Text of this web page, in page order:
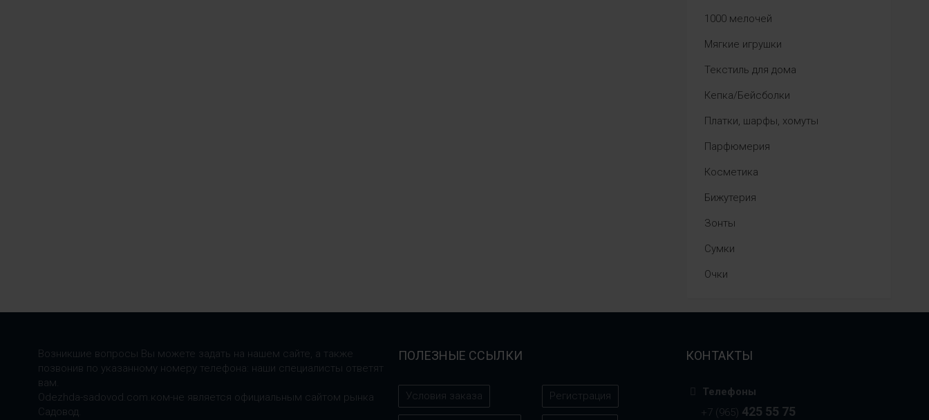
1000 мелочей
Мягкие игрушки
Текстиль для дома
Кепка/Бейсболки
Платки, шарфы, хомуты
Парфюмерия
Косметика
Бижутерия
Зонты
Сумки
Очки
Возникшие вопросы Вы можете задать на нашем сайте, а также
позвонив по указанному номеру телефона: наши специалисты ответят
вам.
Odezhda-sadovod.com.ком-не является официальным сайтом рынка
Садовод.
ПОЛЕЗНЫЕ ССЫЛКИ
Условия заказа Регистрация
КОНТАКТЫ
Телефоны
+7 (965) 425 55 75